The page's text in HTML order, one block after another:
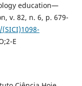
education—
v. 82, n. 6, p. 679-
E